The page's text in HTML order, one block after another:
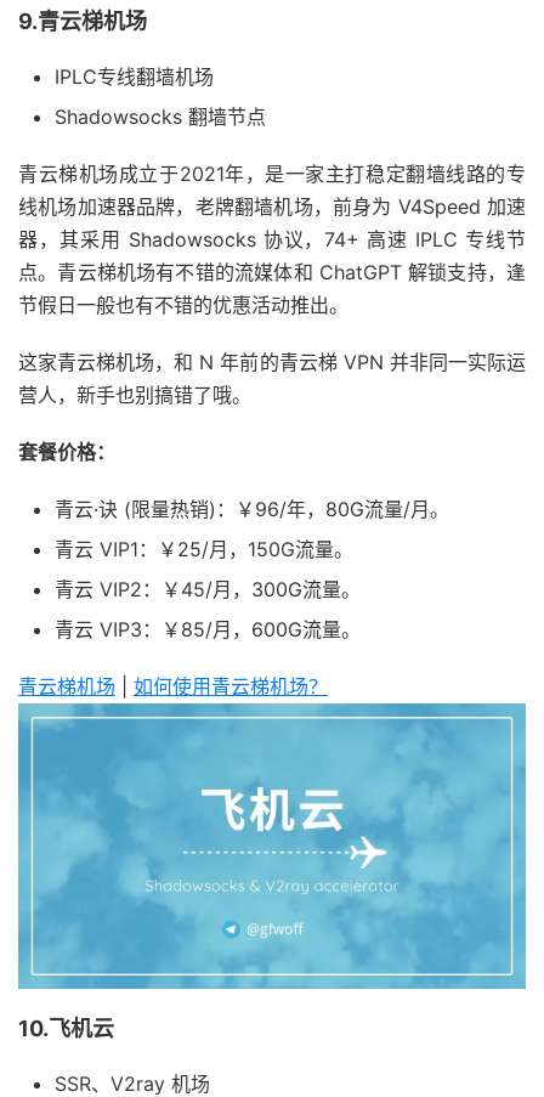
9.青云梯机场
IPLC专线翻墙机场
Shadowsocks 翻墙节点
青云梯机场成立于2021年，是一家主打稳定翻墙线路的专
线机场加速器品牌，老牌翻墙机场，前身为 V4Speed 加速
器，其采用 Shadowsocks 协议，74+ 高速 IPLC 专线节
点。青云梯机场有不错的流媒体和 ChatGPT 解锁支持，逢
节假日一般也有不错的优惠活动推出。
这家青云梯机场，和 N 年前的青云梯 VPN 并非同一实际运
营人，新手也别搞错了哦。
套餐价格：
青云·诀 (限量热销)：￥96/年，80G流量/月。
青云 VIP1：￥25/月，150G流量。
青云 VIP2：￥45/月，300G流量。
青云 VIP3：￥85/月，600G流量。
青云梯机场 如何使用青云梯机场？
10.飞机云
SSR、V2ray 机场